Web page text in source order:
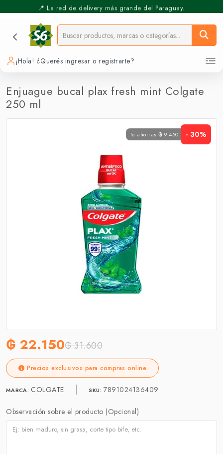
📍 La red de delivery más grande del Paraguay.
⚡️ Pickup Express - Retirás en 30 min.
¡Hola! ¿Querés ingresar o registrarte?
Enjuague bucal plax fresh mint Colgate
250 ml
Te ahorras ₲ 9.450 - 30%
₲ 22.150₲ 31.600
Precios exclusivos para compras online
MARCA: COLGATE SKU: 7891024136409
Observación sobre el producto (Opcional)